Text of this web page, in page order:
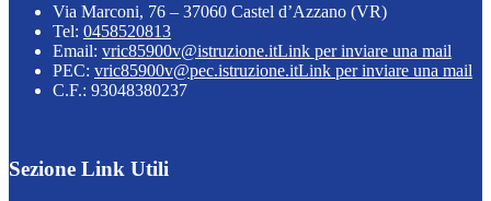
Via Marconi, 76 – 37060 Castel d’Azzano (VR)
Tel: 0458520813
Email: vric85900v@istruzione.itLink per inviare una mail
PEC: vric85900v@pec.istruzione.itLink per inviare una mail
C.F.: 93048380237
Sezione Link Utili